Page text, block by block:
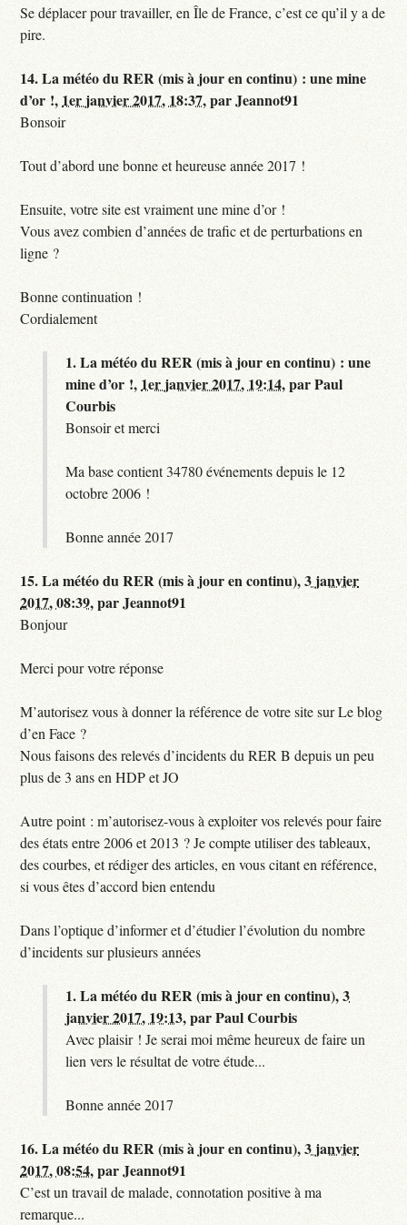
Se déplacer pour travailler, en Île de France, c’est ce qu’il y a de
pire.
14.La météo du RER (mis à jour en continu) : une mine
d’or !, 1er janvier 2017, 18:37,parJeannot91
Bonsoir
Tout d’abord une bonne et heureuse année 2017 !
Ensuite, votre site est vraiment une mine d’or !
Vous avez combien d’années de trafic et de perturbations en
ligne ?
Bonne continuation !
Cordialement
1.La météo du RER (mis à jour en continu) : une
mine d’or !, 1er janvier 2017, 19:14,parPaul
Courbis
Bonsoir et merci
Ma base contient 34780 événements depuis le 12
octobre 2006 !
Bonne année 2017
15.La météo du RER (mis à jour en continu),3 janvier
2017, 08:39,parJeannot91
Bonjour
Merci pour votre réponse
M’autorisez vous à donner la référence de votre site sur Le blog
d’en Face ?
Nous faisons des relevés d’incidents du RER B depuis un peu
plus de 3 ans en HDP et JO
Autre point : m’autorisez-vous à exploiter vos relevés pour faire
des états entre 2006 et 2013 ? Je compte utiliser des tableaux,
des courbes, et rédiger des articles, en vous citant en référence,
si vous êtes d’accord bien entendu
Dans l’optique d’informer et d’étudier l’évolution du nombre
d’incidents sur plusieurs années
1.La météo du RER (mis à jour en continu),3
janvier 2017, 19:13,parPaul Courbis
Avec plaisir ! Je serai moi même heureux de faire un
lien vers le résultat de votre étude...
Bonne année 2017
16.La météo du RER (mis à jour en continu),3 janvier
2017, 08:54,parJeannot91
C’est un travail de malade, connotation positive à ma
remarque...